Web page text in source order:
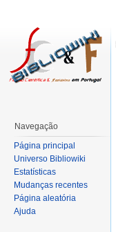
Navegação
Página principal
Universo Bibliowiki
Estatísticas
Mudanças recentes
Página aleatória
Ajuda